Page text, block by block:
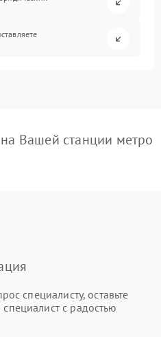
Вашей станции метро
специалисту, оставьте
с радостью